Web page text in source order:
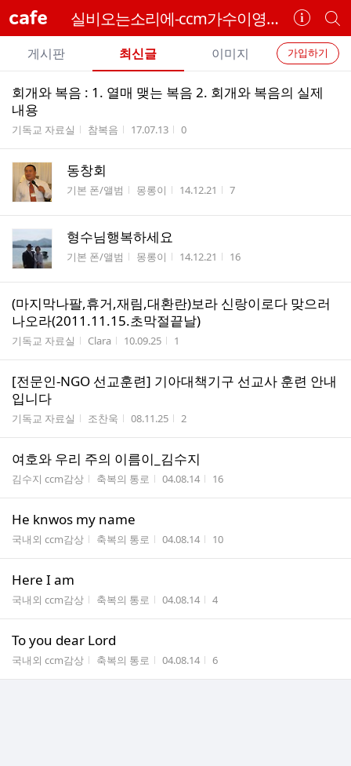
cafe 실비오는소리에-ccm가수이영화카페
카
페
정
보
기
개
별
카
페
카
페
메
뉴
가입하기
게시판 최신글 이미지
전
체
글
회개와 복음 : 1. 열매 맺는 복음 2. 회개와 복음의 실제
내용
게시판명
기독교 자료실 작성자
참복음 작성시간
17.07.13 조회수
0
동창회
게시판명
기본 폰/앨범 작성자
몽롱이 작성시간
14.12.21 조회수
7
형수님행복하세요
게시판명
기본 폰/앨범 작성자
몽롱이 작성시간
14.12.21 조회수
16
(마지막나팔,휴거,재림,대환란)보라 신랑이로다 맞으러
나오라(2011.11.15.초막절끝날)
게시판명
기독교 자료실 작성자
Clara 작성시간
10.09.25 조회수
1
[전문인-NGO 선교훈련] 기아대책기구 선교사 훈련 안내
입니다
게시판명
기독교 자료실 작성자
조찬욱 작성시간
08.11.25 조회수
2
여호와 우리 주의 이름이_김수지
게시판명
김수지 ccm감상 작성자
축복의 통로 작성시간
04.08.14 조회수
16
He knwos my name
게시판명
국내외 ccm감상 작성자
축복의 통로 작성시간
04.08.14 조회수
10
Here I am
게시판명
국내외 ccm감상 작성자
축복의 통로 작성시간
04.08.14 조회수
4
To you dear Lord
게시판명
국내외 ccm감상 작성자
축복의 통로 작성시간
04.08.14 조회수
6